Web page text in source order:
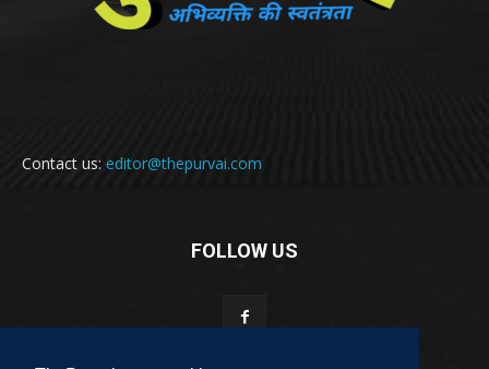
Contact us: editor@thepurvai.com
FOLLOW US